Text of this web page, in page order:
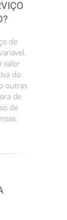
de
valor
do
outras
de
de